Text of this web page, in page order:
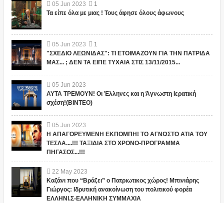
05 Jun 2023
1
Τα είπε όλα με μιας ! Τους άφησε όλους άφωνους
05 Jun 2023
1
"ΣΧΕΔΙΟ ΛΕΩΝΙΔΑΣ": ΤΙ ΕΤΟΙΜΑΖΟΥΝ ΓΙΑ ΤΗΝ ΠΑΤΡΙΔΑ
ΜΑΣ... ; ΔΕΝ ΤΑ ΕΙΠΕ ΤΥΧΑΙΑ ΣΤΙΣ 13/11/2015...
05 Jun 2023
ΑΥΤΑ ΤΡΕΜΟΥΝ! Οι Έλληνες και η Άγνωστη Ιερατική
σχέση!(ΒΙΝΤΕΟ)
05 Jun 2023
Η ΑΠΑΓΟΡΕΥΜΕΝΗ ΕΚΠΟΜΠΗ! ΤΟ ΑΓΝΩΣΤΟ ΑΤΙΑ ΤΟΥ
ΤΕΣΛΑ....!!! ΤΑΞΙΔΙΑ ΣΤΟ ΧΡΟΝΟ-ΠΡΟΓΡΑΜΜΑ
ΠΗΓΑΣΟΣ...!!!
22 May 2023
Καζάνι που “Βράζει” ο Πατριωτικος χώρος! Μπινιάρης
Γιώργος: Ιδρυτική ανακοίνωση του πολιτικού φορέα
ΕΛΛΗΝΙ.Σ-ΕΛΛΗΝΙΚΗ ΣΥΜΜΑΧΙΑ